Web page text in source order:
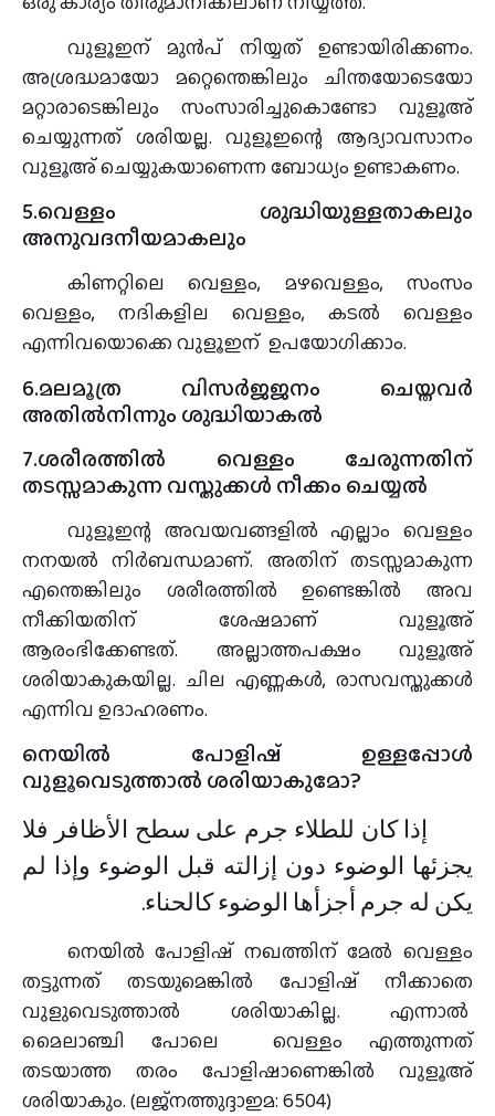
വുളൂഇന് മുന്‍പ് നിയ്യത് ഉണ്ടായിരിക്കണം.
അശ്രദ്ധമായോ മറ്റെന്തെങ്കിലും ചിന്തയോടെയോ
മറ്റാരാടെങ്കിലും സംസാരിച്ചുകൊണ്ടോ വുളൂഅ്
ചെയ്യുന്നത് ശരിയല്ല. വുളൂഇന്റെ ആദ്യാവസാനം
വുളൂഅ് ചെയ്യുകയാണെന്ന ബോധ്യം ഉണ്ടാകണം.
5.വെള്ളം ശുദ്ധിയുള്ളതാകലും
അനുവദനീയമാകലും
കിണറ്റിലെ വെള്ളം, മഴവെള്ളം, സംസം
വെള്ളം, നദികളില വെള്ളം, കടല്‍ വെള്ളം
എന്നിവയൊക്കെ വുളൂഇന് ഉപയോഗിക്കാം.
6.മലമൂത്ര വിസർജജനം ചെയ്തവർ
അതിൽനിന്നും ശുദ്ധിയാകൽ
7.ശരീരത്തിൽ വെള്ളം ചേരുന്നതിന്
തടസ്സമാകുന്ന വസ്തുക്കൾ നീക്കം ചെയ്യൽ
വുളൂഇന്റ അവയവങ്ങളില്‍ എല്ലാം വെള്ളം
നനയല്‍ നിര്‍ബന്ധമാണ്‌. അതിന് തടസ്സമാകുന്ന
എന്തെങ്കിലും ശരീരത്തില്‍ ഉണ്ടെങ്കില്‍ അവ
നീക്കിയതിന് ശേഷമാണ് വുളൂഅ്
ആരംഭിക്കേണ്ടത്. അല്ലാത്തപക്ഷം വുളൂഅ്
ശരിയാകുകയില്ല. ചില എണ്ണകൾ, രാസവസ്തുക്കൾ
എന്നിവ ഉദാഹരണം.
നെയില്‍ പോളിഷ് ഉള്ളപ്പോള്‍
വുളൂവെടുത്താല്‍ ശരിയാകുമോ?
إذا كان للطلاء جرم على سطح الأظافر فلا
يجزئها الوضوء دون إزالته قبل الوضوء وإذا لم
يكن له جرم أجزأها الوضوء كالحناء.
നെയില്‍ പോളിഷ് നഖത്തിന് മേല്‍ വെള്ളം
തട്ടുന്നത് തടയുമെങ്കില്‍ പോളിഷ് നീക്കാതെ
വുളുവെടുത്താല്‍ ശരിയാകില്ല. എന്നാല്‍
മൈലാഞ്ചി പോലെ വെള്ളം എത്തുന്നത്
തടയാത്ത തരം പോളിഷാണെങ്കില്‍ വുളൂഅ്
ശരിയാകും. (ലജ്നത്തുദ്ദാഇമ: 6504)